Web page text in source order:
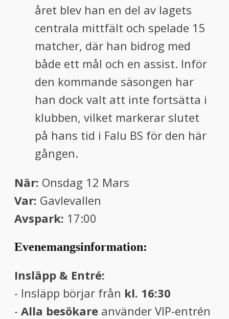
året blev han en del av lagets
centrala mittfält och spelade 15
matcher, där han bidrog med
både ett mål och en assist. Inför
den kommande säsongen har
han dock valt att inte fortsätta i
klubben, vilket markerar slutet
på hans tid i Falu BS för den här
gången.
När: Onsdag 12 Mars
Var: Gavlevallen
Avspark: 17:00
Evenemangsinformation:
Insläpp & Entré:
- Insläpp börjar från kl. 16:30
- Alla besökare använder VIP-entrén